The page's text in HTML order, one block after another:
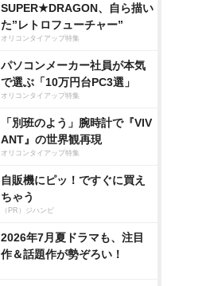
SUPER★DRAGON、自ら描い
た”レトロフューチャー”
オリコンタイアップ特集
パソコンメーカー社員が本気
で選ぶ「10万円台PC3選」
オリコンタイアップ特集
「別班のよう」腕時計で『VIV
ANT』の世界観再現
オリコンタイアップ特集
自販機にピッ！ですぐに買え
ちゃう
（PR）ジハンピ
2026年7月夏ドラマも、注目
作＆話題作が勢ぞろい！